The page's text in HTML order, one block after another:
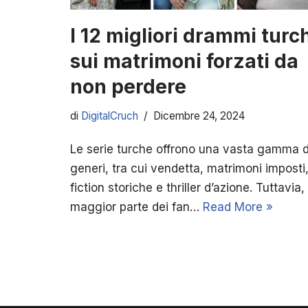
I 12 migliori drammi
sui matrimoni forzati da
non perdere
di DigitalCruch Dicembre 24, 2024
Le serie turche offrono una vasta gamma
generi, tra cui vendetta, matrimoni imposti,
fiction storiche e thriller d’azione. Tuttavia,
maggior parte dei fan… Read More »